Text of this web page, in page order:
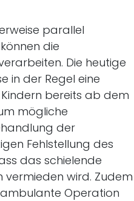
parallel
die
Die heutige
in der Regel eine
bereits ab dem
mögliche
der
Fehlstellung des
das schielende
wird. Zudem
Operation